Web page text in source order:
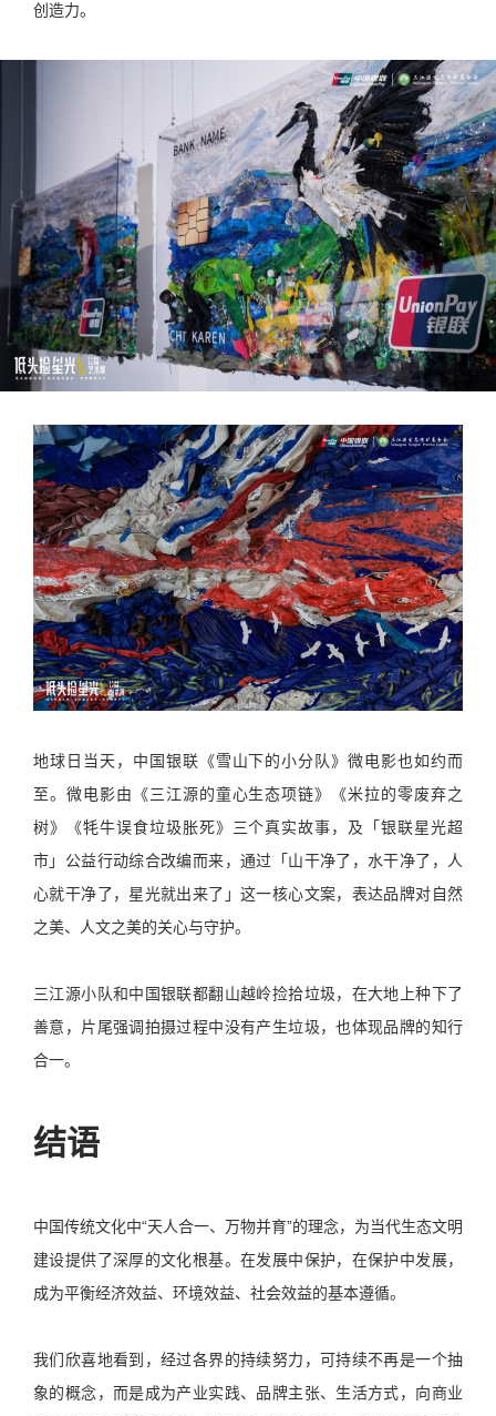
创造力。
地球日当天，中国银联《雪山下的小分队》微电影也如约而
至。微电影由《三江源的童心生态项链》《米拉的零废弃之
树》《牦牛误食垃圾胀死》三个真实故事，及「银联星光超
市」公益行动综合改编而来，通过「山干净了，水干净了，人
心就干净了，星光就出来了」这一核心文案，表达品牌对自然
之美、人文之美的关心与守护。
三江源小队和中国银联都翻山越岭捡拾垃圾，在大地上种下了
善意，片尾强调拍摄过程中没有产生垃圾，也体现品牌的知行
合一。
结语
中国传统文化中“天人合一、万物并育”的理念，为当代生态文明
建设提供了深厚的文化根基。在发展中保护，在保护中发展，
成为平衡经济效益、环境效益、社会效益的基本遵循。
我们欣喜地看到，经过各界的持续努力，可持续不再是一个抽
象的概念，而是成为产业实践、品牌主张、生活方式，向商业